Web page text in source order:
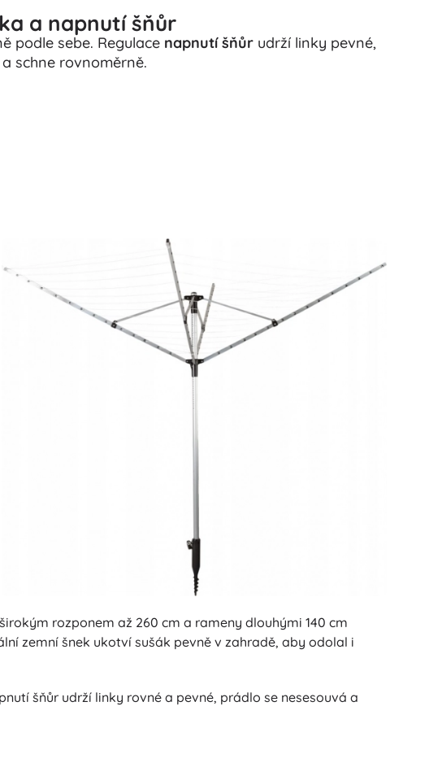
a napnutí šňůr
podle sebe. Regulace napnutí šňůrudrží linky pevné,
schne rovnoměrně.
rozponem až 260 cm a rameny dlouhými 140 cm
zemní šnek ukotví sušák pevně v zahradě, aby odolal i
šňůr udrží linky rovné a pevné, prádlo se nesesouvá a